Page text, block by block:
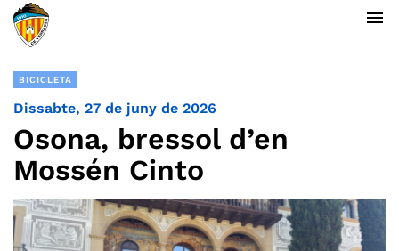
menu
BICICLETA
Dissabte, 27 de juny de 2026
Osona, bressol d’en
Mossén Cinto